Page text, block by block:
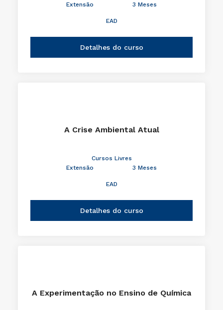
Extensão
3 Meses
EAD
Detalhes do curso
A Crise Ambiental Atual
Cursos Livres
Extensão
3 Meses
EAD
Detalhes do curso
A Experimentação no Ensino de Química